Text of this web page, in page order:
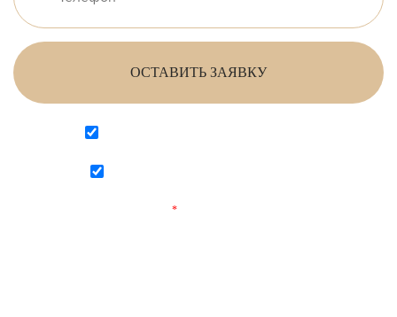
ОСТАВИТЬ ЗАЯВКУ
*